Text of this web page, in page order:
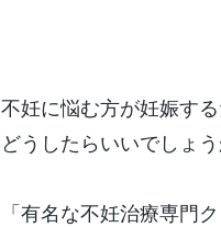
不妊に悩む方が妊娠する
どうしたらいいでしょう
「有名な不妊治療専門